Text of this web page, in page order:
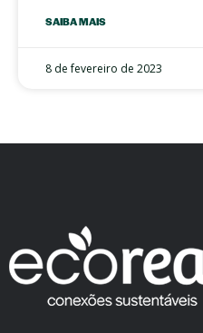
SAIBA MAIS
8 de fevereiro de 2023